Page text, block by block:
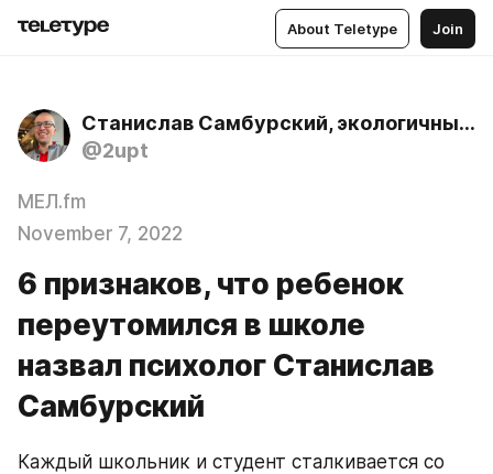
About Teletype Join
Станислав Самбурский, экологичный психолог
@2upt
МЕЛ.fm
November 7, 2022
6 признаков, что ребенок
переутомился в школе
назвал психолог Станислав
Самбурский
Каждый школьник и студент сталкивается со